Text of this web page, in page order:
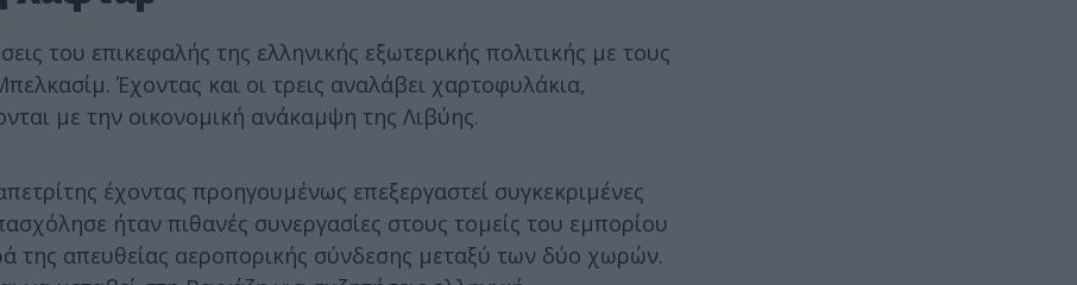
του επικεφαλής της ελληνικής εξωτερικής πολιτικής με τους
Έχοντας και οι τρεις αναλάβει χαρτοφυλάκια,
με την οικονομική ανάκαμψη της Λιβύης.
έχοντας προηγουμένως επεξεργαστεί συγκεκριμένες
ήταν πιθανές συνεργασίες στους τομείς του εμπορίου
της απευθείας αεροπορικής σύνδεσης μεταξύ των δύο χωρών.